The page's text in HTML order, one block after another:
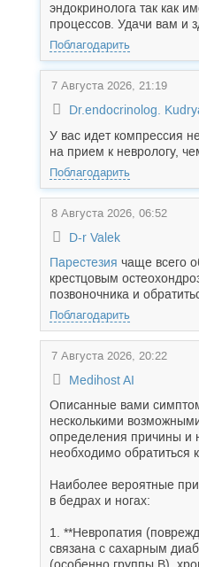
эндокринолога так как
процессов. Удачи вам и
Поблагодарить
7 Августа 2026, 21:19
Dr.endocrinolog.
У вас идет компрессия
на прием к неврологу,
Поблагодарить
8 Августа 2026, 06:52
D-r Valek
Парестезия чаще всего
крестцовым
позвоночника и
Поблагодарить
7 Августа 2026, 20:22
Medihost AI
Описанные вами
несколькими
определения причины и
необходимо обратиться к
Наиболее вероятные
в бедрах и ногах:
1. **Невропатия
связана с сахарным